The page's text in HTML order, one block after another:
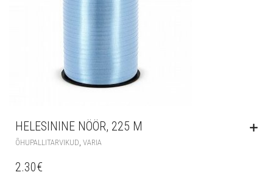
HELESININE NÖÖR, 225 M
ÕHUPALLITARVIKUD VARIA
2.30€